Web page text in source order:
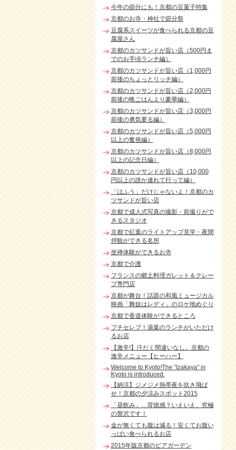
今年の節分にも！京都の豆菓子特集
京都のお寺・神社で節分祭
豆腐系スイーツが食べられる京都の豆
腐屋さん
京都のカツサンドが旨い店（500円ま
でのお手頃ランチ編）
京都のカツサンドが旨い店（1,000円
前後のちょっとリッチ編）
京都のカツサンドが旨い店（2,000円
前後の晩ごはんより豪華編）
京都のカツサンドが旨い店（3,000円
前後の勇気要る編）
京都のカツサンドが旨い店（5,000円
以上の奮発編）
京都のカツサンドが旨い店（8,000円
以上の記念日編）
京都のカツサンドが旨い店（10,000
円以上の誰か連れて行って編）
「はふう」だけじゃないよ！京都のカ
ツサンドが旨い店
京都で成人式写真の撮影・前撮りがで
きるスタジオ
京都で紅葉のライトアップ見学・夜間
拝観ができる名所
坐禅体験ができるお寺
京都で介護
フランスの郷土料理ガレット＆クレー
プ専門店
京都が舞台！話題の和風ミュージカル
映画「舞妓はレディ」のロケ地めぐり
京都で香道体験ができるところ
プチセレブ！湯葉のランチがいただけ
るお店
【激辛!】汗だく間違いなし。京都の
激辛メニュー【ヒーハー】
Welcome to Kyoto!The ”Izakaya" in
Kyoto is introduced.
【納涼】ジメジメ熱帯夜を吹き飛ば
せ！京都の夕涼みスポット2015
「昼飲み」…背徳感？いえいえ、究極
の贅沢です！
金が無くても腹は減る！安くてお腹い
っぱい食べられるお店
2015年版京都のビアガーデン